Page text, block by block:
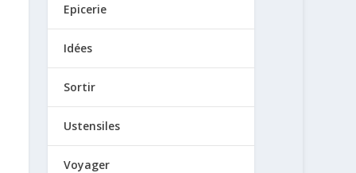
Epicerie
Idées
Sortir
Ustensiles
Voyager